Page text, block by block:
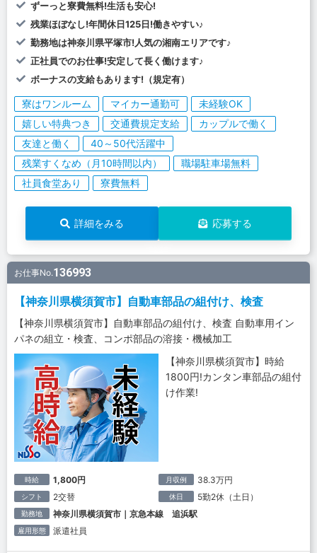
ずーっと寮費無料!生活も安心!
残業ほぼなし!年間休日125日!働きやすい♪
勤務地は神奈川県平塚市!人気の湘南エリアです♪
正社員でのお仕事!安定して長く働けます♪
ボーナスの支給もあります!（規定有）
寮はワンルーム マイカー通勤可
未経験OK
嬉しい特典つき
交通費規定支給
カップルで働く
友達と働く
40～50代活躍中
残業すくなめ（月10時間以内）
職場駐車場無料
社員食堂あり
寮費無料
詳細をみる 応募する
お仕事No.136993
【神奈川県横須賀市】自動車部品の組付け、検査
【神奈川県横須賀市】自動車部品の組付け、検査 自動車用イン
パネの組立・検査、コンポ部品の溶接・機械加工
【神奈川県横須賀市】時給
1800円!カンタン車部品の組付
け作業!
時給 1,800円 月収例 38.3万円
シフト 2交替 休日 5勤2休（土日）
勤務地 神奈川県横須賀市｜京急本線 追浜駅
雇用形態 派遣社員